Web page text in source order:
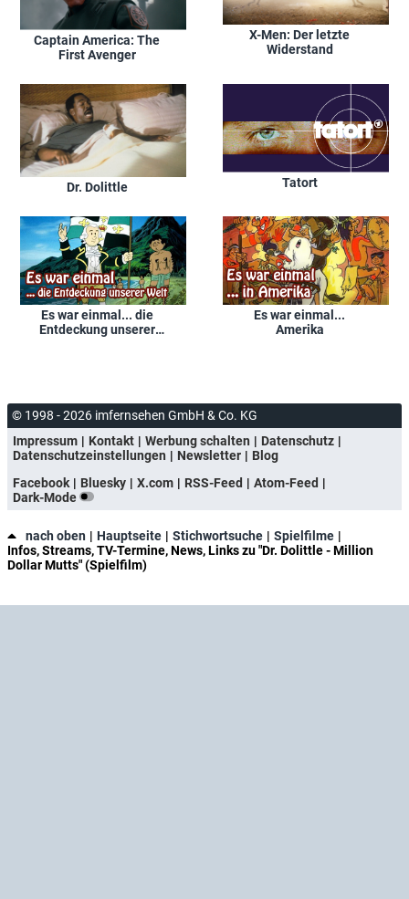
Captain America: The
First Avenger
X-Men: Der letzte
Widerstand
Dr. Dolittle Tatort
Es war einmal... die
Entdeckung unserer
Es war einmal...
Amerika
© 1998 - 2026 imfernsehen GmbH & Co. KG
Impressum
Kontakt Werbung schalten
Datenschutz
Datenschutzeinstellungen
Newsletter
Blog
Facebook
Bluesky X.com RSS-Feed
Atom-Feed
Dark-Mode
nach oben Hauptseite Stichwortsuche
Spielfilme
Infos, Streams, TV-Termine, News, Links zu "Dr. Dolittle - Million
Dollar Mutts" (Spielfilm)